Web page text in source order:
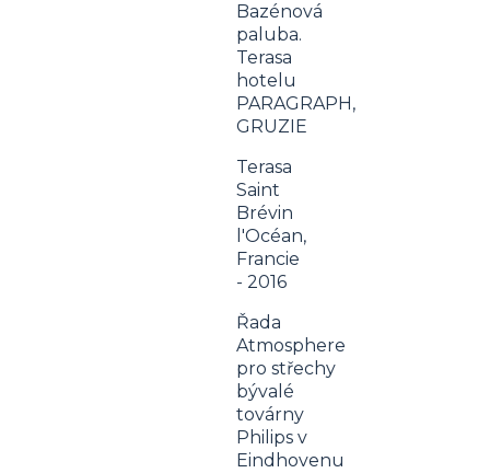
Bazénová
paluba.
Terasa
hotelu
PARAGRAPH,
GRUZIE
Terasa
Saint
Brévin
l'Océan,
Francie
- 2016
Řada
Atmosphere
pro střechy
bývalé
továrny
Philips v
Eindhovenu